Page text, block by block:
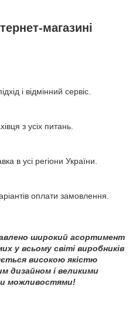
магазині
і відмінний сервіс.
з усіх питань.
в усі регіони України.
оплати замовлення.
широкий асортимент
у всьому світі виробників
високою якістю
дизайном і великими
можливостями!